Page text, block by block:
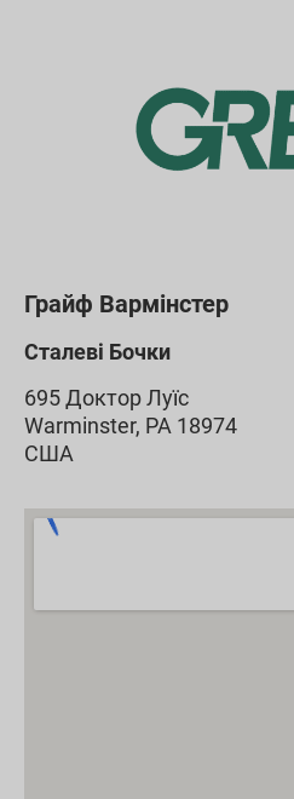
Грайф Вармінстер
Сталеві Бочки
695 Доктор Луїс
Warminster, PA 18974
США